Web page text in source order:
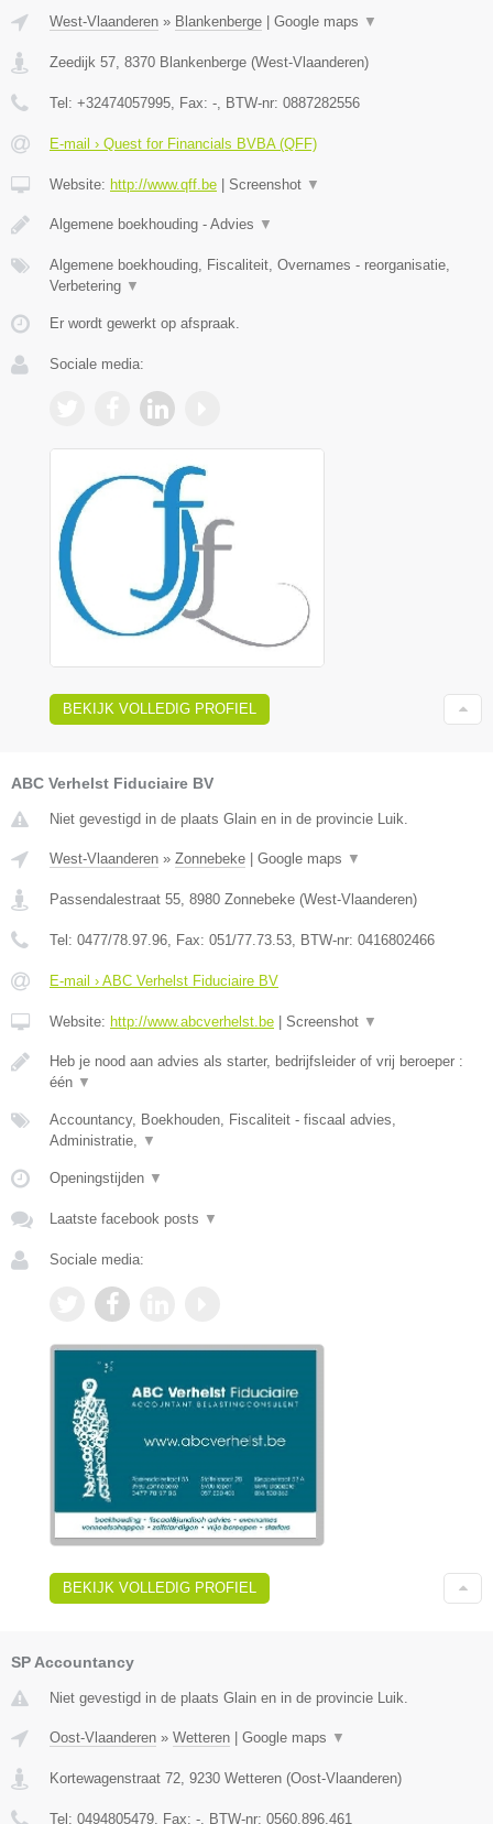
West-Vlaanderen » Blankenberge Google maps ▼
Zeedijk 57, 8370 Blankenberge (West-Vlaanderen)
Tel: +32474057995, Fax: -, BTW-nr: 0887282556
E-mail › Quest for Financials BVBA (QFF)
Website: http://www.qff.be Screenshot ▼
Algemene boekhouding - Advies ▼
Algemene boekhouding, Fiscaliteit, Overnames - reorganisatie,
Verbetering ▼
Er wordt gewerkt op afspraak.
Sociale media:
BEKIJK VOLLEDIG PROFIEL
ABC Verhelst Fiduciaire BV
Niet gevestigd in de plaats Glain en in de provincie Luik.
West-Vlaanderen » Zonnebeke Google maps ▼
Passendalestraat 55 8980 Zonnebeke (West-Vlaanderen)
Tel: 0477/78.97.96 , Fax: 051/77.73.53 , BTW-nr: 0416802466
E-mail › ABC Verhelst Fiduciaire BV
Website: http://www.abcverhelst.be Screenshot ▼
Heb je nood aan advies als starter, bedrijfsleider of vrij beroeper :
één ▼
Accountancy, Boekhouden, Fiscaliteit - fiscaal advies,
Administratie,
▼
Openingstijden ▼
Laatste facebook posts ▼
Sociale media:
BEKIJK VOLLEDIG PROFIEL
SP Accountancy
Niet gevestigd in de plaats Glain en in de provincie Luik.
Oost-Vlaanderen » Wetteren Google maps ▼
Kortewagenstraat 72, 9230 Wetteren (Oost-Vlaanderen)
Tel: 0494805479, Fax: -, BTW-nr: 0560.896.461